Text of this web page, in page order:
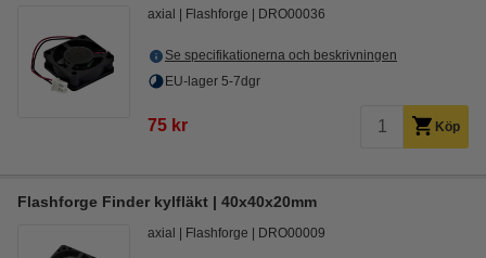
axial Flashforge DRO00036
Se specifikationerna och beskrivningen
EU-lager 5-7dgr
75 kr Köp
Flashforge Finder kylfläkt | 40x40x20mm
axial Flashforge DRO00009